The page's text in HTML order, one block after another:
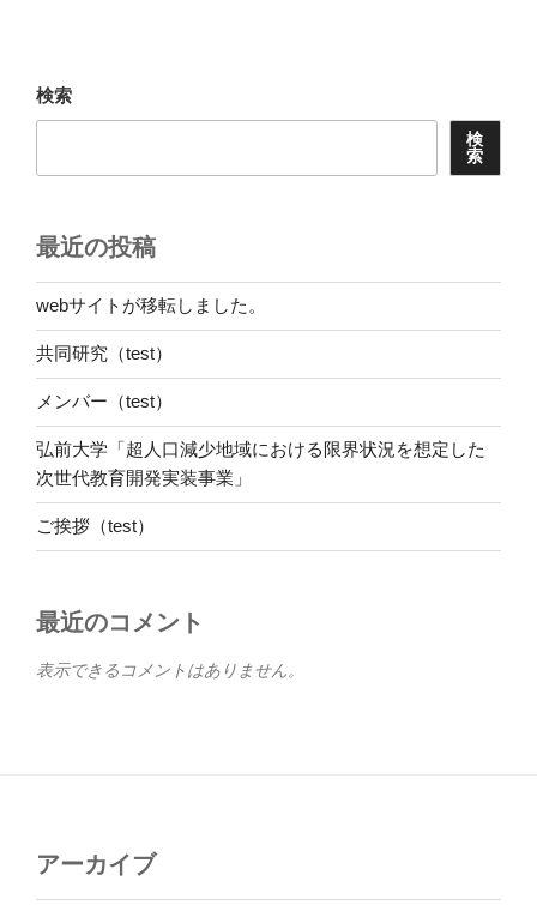
検索
検
索
最近の投稿
webサイトが移転しました。
共同研究（test）
メンバー（test）
弘前大学「超人口減少地域における限界状況を想定した
次世代教育開発実装事業」
ご挨拶（test）
最近のコメント
表示できるコメントはありません。
アーカイブ